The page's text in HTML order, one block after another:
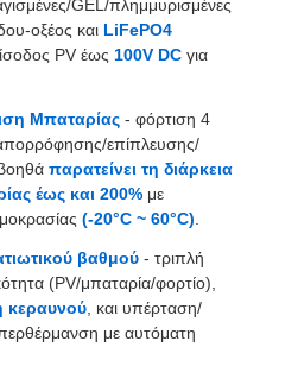
GEL/πλημμυρισμένες
οξέος και LiFePO4
PV έως 100V DC για
Μπαταρίας - φόρτιση 4
επίπλευσης/
παρατείνει τη διάρκεια
έως και 200% με
(-20°C ~ 60°C)
βαθμού - τριπλή
(PV/μπαταρία/φορτίο),
κεραυνού , και υπέρταση/
με αυτόματη